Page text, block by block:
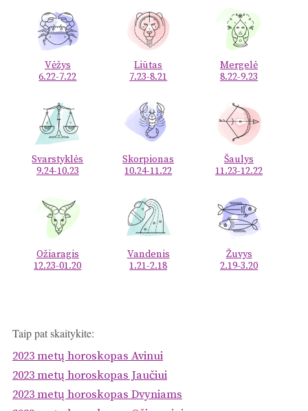
Vėžys
6.22-7.22
Liūtas
7.23-8.21
Mergelė
8.22-9.23
Svarstyklės
9.24-10.23
Skorpionas
10.24-11.22
Šaulys
11.23-12.22
Ožiaragis
12.23-01.20
Vandenis
1.21-2.18
Žuvys
2.19-3.20
Taip pat skaitykite:
2023 metų horoskopas Avinui
2023 metų horoskopas Jaučiui
2023 metų horoskopas Dvyniams